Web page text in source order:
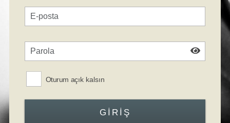
Oturum açık kalsın
GIRIŞ